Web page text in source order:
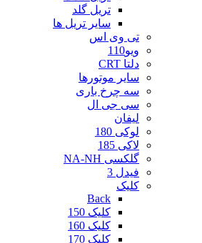
تریل گلد
سایر تریل ها
تی وی اس
ویو110
دلتا CRT
سایر موتورها
سه چرخ باری
سی جی ال
لیفان
لوکی 180
لاکی 185
گلکسی NA-NH
فیدل 3
کلیک
Back
کلیک 150
کلیک 160
کلیک 170